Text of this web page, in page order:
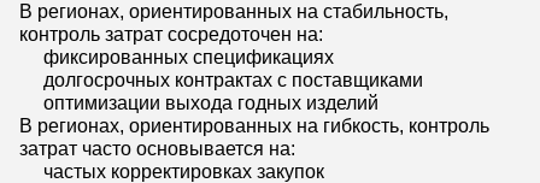
В регионах, ориентированных на стабильность,
контроль затрат сосредоточен на:
фиксированных спецификациях
долгосрочных контрактах с поставщиками
оптимизации выхода годных изделий
В регионах, ориентированных на гибкость, контроль
затрат часто основывается на:
частых корректировках закупок